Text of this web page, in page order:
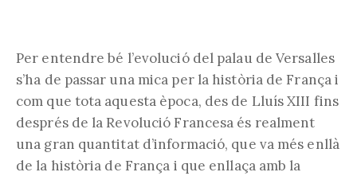
Per entendre bé l’evolució del palau de Versalles
s’ha de passar una mica per la història de França i
com que tota aquesta època, des de Lluís XIII fins
després de la Revolució Francesa és realment
una gran quantitat d’informació, que va més enllà
de la història de França i que enllaça amb la